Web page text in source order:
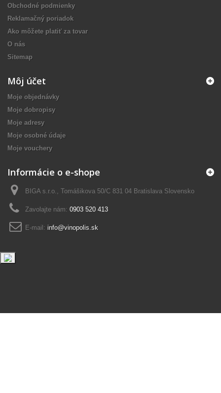
Obchodné podmienky
Reklamačný poriadok
Ako môžete platiť za tovar
O nás
Sitemap
Môj účet
Moje objednávky
Moje dobropisy
Moje adresy
Moje osobné údaje
Moje vouchery
Informácie o e-shope
BIGA s.r.o., Tomášikova 50/C 831 04 Bratislava Slovensko
Zavolajte nám: 0903 520 413
E-mail: info@vinopolis.sk